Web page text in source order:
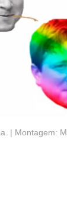
| Montagem: